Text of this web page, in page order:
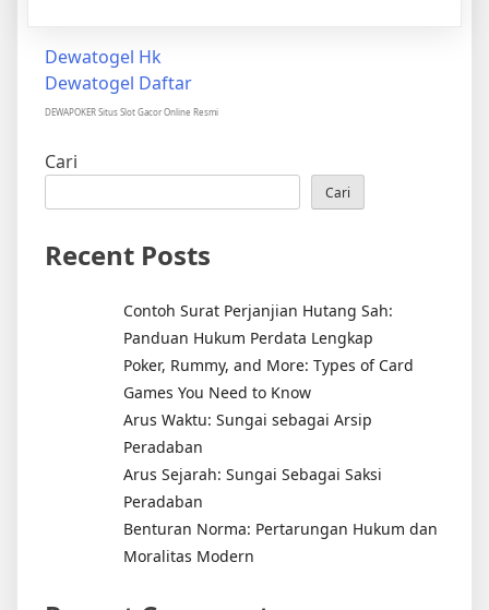
Dewatogel Hk
Dewatogel Daftar
DEWAPOKER Situs Slot Gacor Online Resmi
Cari
Cari
Recent Posts
Contoh Surat Perjanjian Hutang Sah:
Panduan Hukum Perdata Lengkap
Poker, Rummy, and More: Types of Card
Games You Need to Know
Arus Waktu: Sungai sebagai Arsip
Peradaban
Arus Sejarah: Sungai Sebagai Saksi
Peradaban
Benturan Norma: Pertarungan Hukum dan
Moralitas Modern